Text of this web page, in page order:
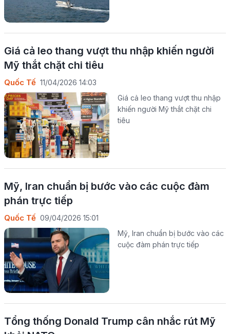
Giá cả leo thang vượt thu nhập khiến người
Mỹ thắt chặt chi tiêu
Quốc Tế 11/04/2026 14:03
Giá cả leo thang vượt thu nhập
khiến người Mỹ thắt chặt chi
tiêu
Mỹ, Iran chuẩn bị bước vào các cuộc đàm
phán trực tiếp
Quốc Tế 09/04/2026 15:01
Mỹ, Iran chuẩn bị bước vào các
cuộc đàm phán trực tiếp
Tổng thống Donald Trump cân nhắc rút Mỹ